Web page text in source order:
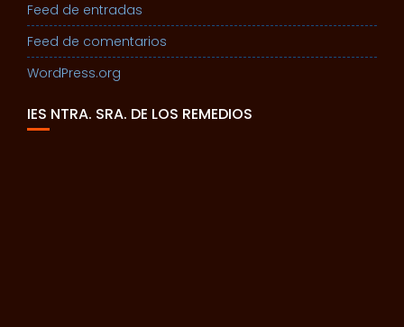
Feed de entradas
Feed de comentarios
WordPress.org
IES NTRA. SRA. DE LOS REMEDIOS